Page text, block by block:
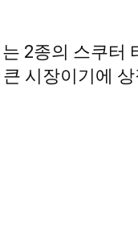
2종의 스쿠터
시장이기에 상